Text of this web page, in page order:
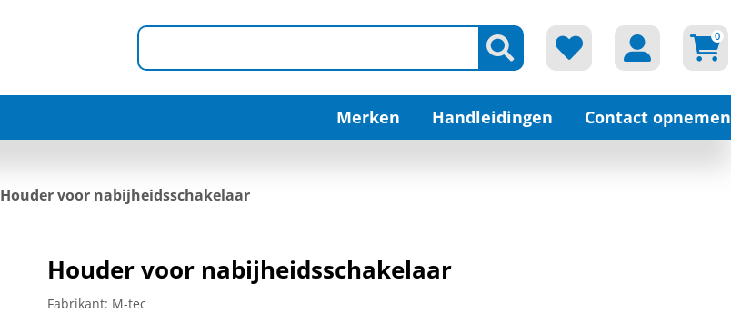
0
Merken Handleidingen Contact opnemen
Houder voor nabijheidsschakelaar
Houder voor nabijheidsschakelaar
Fabrikant: M-tec